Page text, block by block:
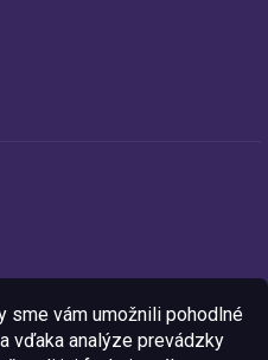
sme vám umožnili pohodlné
vďaka analýze prevádzky